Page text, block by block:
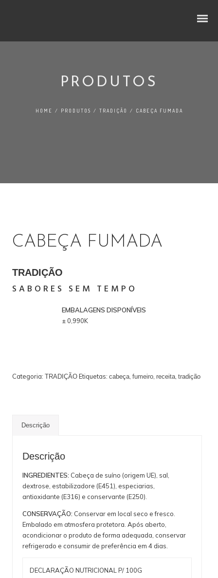
PROFISSIONAL
PRODUTOS
HOME / PRODUTOS / TRADIÇÃO / CABEÇA FUMADA
CABEÇA FUMADA
TRADIÇÃO
SABORES SEM TEMPO
EMBALAGENS DISPONÍVEIS
± 0,990K
Categoria: TRADIÇÃO Etiquetas: cabeça fumeiro receita tradição
Descrição
Descrição
INGREDIENTES: Cabeça de suíno (origem UE), sal,
dextrose, estabilizadore (E451), especiarias,
antioxidante (E316) e conservante (E250).
CONSERVAÇÃO: Conservar em local seco e fresco.
Embalado em atmosfera protetora. Após aberto,
acondicionar o produto de forma adequada, conservar
refrigerado e consumir de preferência em 4 dias.
DECLARAÇÃO NUTRICIONAL P/ 100G